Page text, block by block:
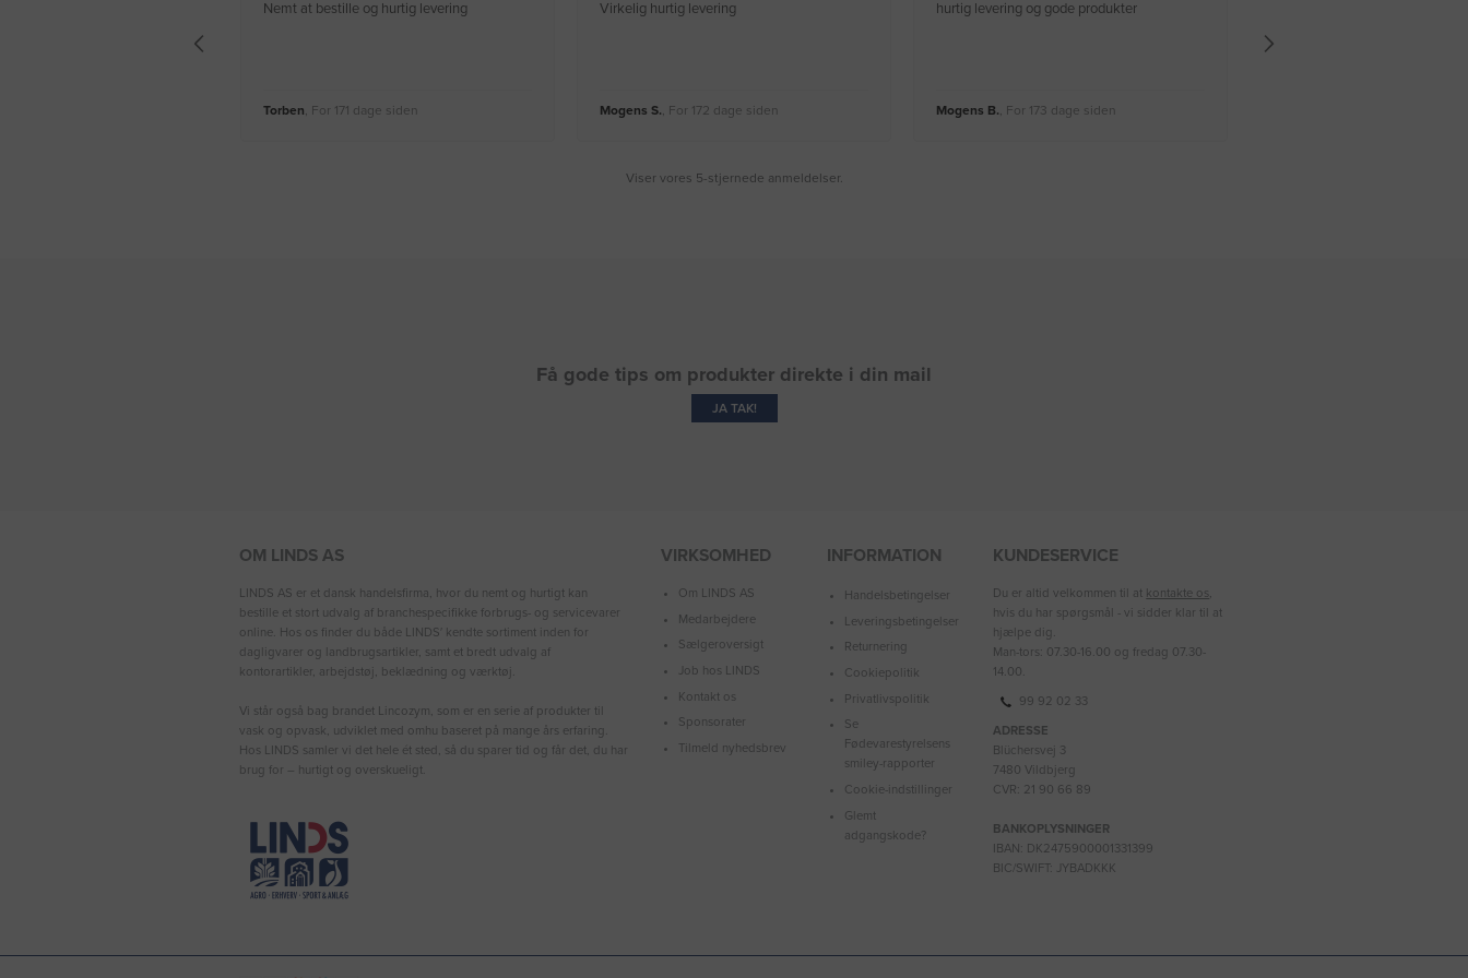
Nemt at bestille og hurtig levering
Torben, For 171 dage siden
Virkelig hurtig levering
Mogens S., For 172 dage siden
hurtig levering og gode produkter
Mogens B., For 173 dage siden
Viser vores 5-stjernede anmeldelser.
Få gode tips om produkter direkte i din mail
JA TAK!
OM LINDS AS
LINDS AS er et dansk handelsfirma, hvor du nemt og hurtigt kan
bestille et stort udvalg af branchespecifikke forbrugs- og servicevarer
online. Hos os finder du både LINDS′ kendte sortiment inden for
dagligvarer og landbrugsartikler, samt et bredt udvalg af
kontorartikler, arbejdstøj, beklædning og værktøj.
Vi står også bag brandet Lincozym, som er en serie af produkter til
vask og opvask, udviklet med omhu baseret på mange års erfaring.
Hos LINDS samler vi det hele ét sted, så du sparer tid og får det, du har
brug for – hurtigt og overskueligt.
VIRKSOMHED
Om LINDS AS
Medarbejdere
Sælgeroversigt
Job hos LINDS
Kontakt os
Sponsorater
Tilmeld nyhedsbrev
INFORMATION
Handelsbetingelser
Leveringsbetingelser
Returnering
Cookiepolitik
Privatlivspolitik
Se
Fødevarestyrelsens
smiley-rapporter
Cookie-indstillinger
Glemt
adgangskode?
KUNDESERVICE
Du er altid velkommen til at kontakte os,
hvis du har spørgsmål - vi sidder klar til at
hjælpe dig.
Man-tors: 07.30-16.00 og fredag 07.30-
14.00.
99 92 02 33
ADRESSE
Blüchersvej 3
7480 Vildbjerg
CVR: 21 90 66 89
BANKOPLYSNINGER
IBAN: DK2475900001331399
BIC/SWIFT: JYBADKKK